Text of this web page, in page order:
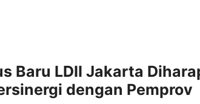
Baru LDII Jakarta
dengan Pemprov